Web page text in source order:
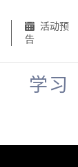
活动预
告
学习